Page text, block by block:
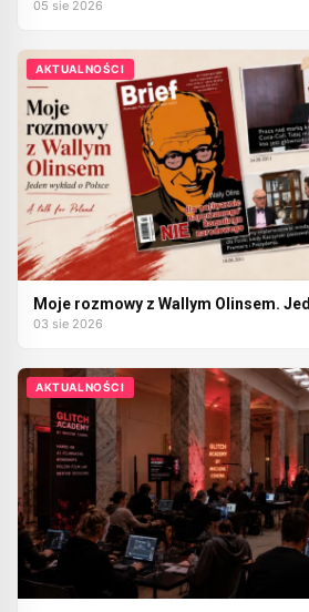
05 sie 2026
AKTUALNOŚCI
Moje rozmowy z Wallym Olinsem.
03 sie 2026
AKTUALNOŚCI